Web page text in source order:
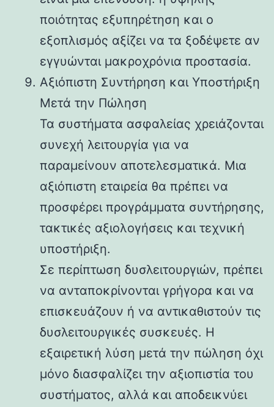
ποιότητας εξυπηρέτηση και ο
εξοπλισμός αξίζει να τα ξοδέψετε αν
εγγυώνται μακροχρόνια προστασία.
Αξιόπιστη Συντήρηση και Υποστήριξη
Μετά την Πώληση
Τα συστήματα ασφαλείας χρειάζονται
συνεχή λειτουργία για να
παραμείνουν αποτελεσματικά. Μια
αξιόπιστη εταιρεία θα πρέπει να
προσφέρει προγράμματα συντήρησης,
τακτικές αξιολογήσεις και τεχνική
υποστήριξη.
Σε περίπτωση δυσλειτουργιών, πρέπει
να ανταποκρίνονται γρήγορα και να
επισκευάζουν ή να αντικαθιστούν τις
δυσλειτουργικές συσκευές. Η
εξαιρετική λύση μετά την πώληση όχι
μόνο διασφαλίζει την αξιοπιστία του
συστήματος, αλλά και αποδεικνύει